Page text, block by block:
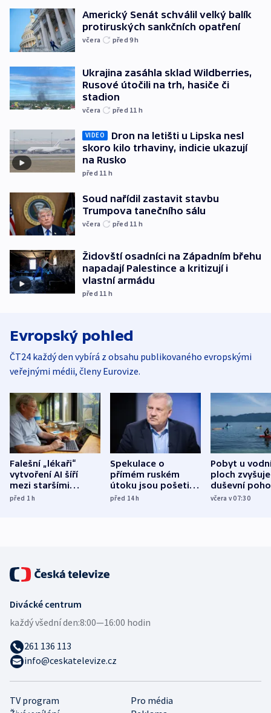
Americký Senát schválil velký balík
protiruských sankčních opatření
včera před 9h
Ukrajina zasáhla sklad Wildberries,
Rusové útočili na trh, hasiče či
stadion
včera před 11 h
VIDEO
Dron na letišti u Lipska nesl
skoro kilo trhaviny, indicie ukazují
na Rusko
před 11 h
Soud nařídil zastavit stavbu
Trumpova tanečního sálu
včera před 11 h
Židovští osadníci na Západním břehu
napadají Palestince a kritizují i
vlastní armádu
před 11 h
Evropský pohled
ČT24 každý den vybírá z obsahu publikovaného evropskými
veřejnými médii, členy Eurovize.
Falešní „lékaři“
vytvoření AI šíří
mezi staršími
Poláky nebezpečné
před 1h
Spekulace o
přímém ruském
útoku jsou pošetilé,
míní estonský
před 14h
Pobyt u
ploch zvyšuje
duševní
ukázala
včera v 07:30
TV program
Pro média
Divácké centrum
každý všední den:8:00—16:00 hodin
261 136 113
info@ceskatelevize.cz